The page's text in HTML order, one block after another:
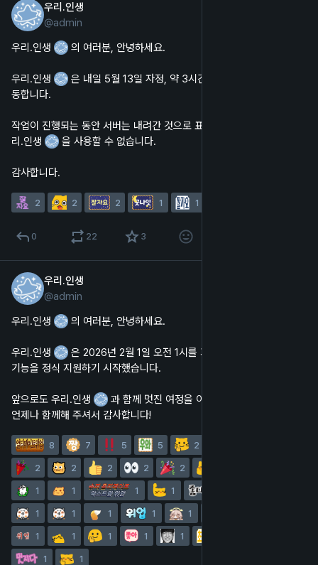
우리.인생
@admin
우리.인생
의 여러분, 안녕하세요.
우리.인생
은 내일 5월 13일 자정, 약 3시간 25분 후에 서버를 재시
동합니다.
작업이 진행되는 동안 서버는 내려간 것으로 표시되며, 웹 및 앱에서 우
리.인생
을 사용할 수 없습니다.
감사합니다.
2 2 2 1 1
0 22 3
우리.인생
@admin
우리.인생
의 여러분, 안녕하세요.
우리.인생
은 2026년 2월 1일 오전 1시를 기준으로 에모지 리액션
기능을 정식 지원하기 시작했습니다.
앞으로도 우리.인생
과 함께 멋진 여정을 이어가 주세요.
언제나 함께해 주셔서 감사합니다!
8 7 5 5 2
2 2 2 2 2
1 1 1 1
1 1 1 1 1
1 1 1 1 1
1 1